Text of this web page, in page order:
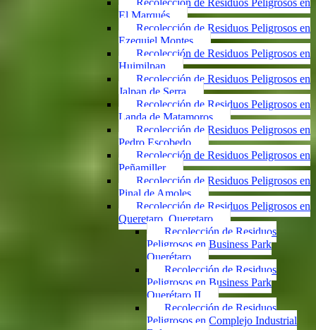
Recolección de Residuos Peligrosos en
El Marqués
Recolección de Residuos Peligrosos en
Ezequiel Montes
Recolección de Residuos Peligrosos en
Huimilpan
Recolección de Residuos Peligrosos en
Jalpan de Serra
Recolección de Residuos Peligrosos en
Landa de Matamoros
Recolección de Residuos Peligrosos en
Pedro Escobedo
Recolección de Residuos Peligrosos en
Peñamiller
Recolección de Residuos Peligrosos en
Pinal de Amoles
Recolección de Residuos Peligrosos en
Queretaro, Queretaro
Recolección de Residuos
Peligrosos en Business Park
Querétaro
Recolección de Residuos
Peligrosos en Business Park
Querétaro II
Recolección de Residuos
Peligrosos en Complejo Industrial